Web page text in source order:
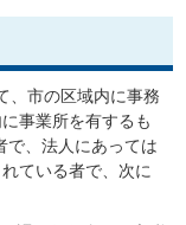
、市の区域内に事務
事業所を有するも
で、法人にあっては
ている者で、次に